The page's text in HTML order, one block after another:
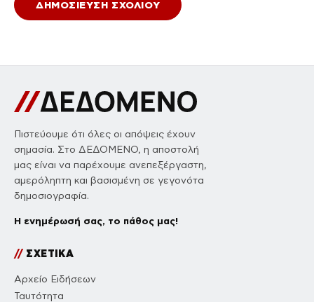
Πιστεύουμε ότι όλες οι απόψεις έχουν
σημασία. Στο ΔΕΔΟΜΕΝΟ, η αποστολή
μας είναι να παρέχουμε ανεπεξέργαστη,
αμερόληπτη και βασισμένη σε γεγονότα
δημοσιογραφία.
Η ενημέρωσή σας, το πάθος μας!
//ΣΧΕΤΙΚΑ
Αρχείο Ειδήσεων
Ταυτότητα